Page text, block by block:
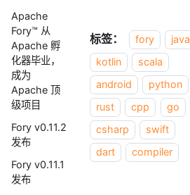
Apache
Fory™ 从
Apache 孵
化器毕业，
成为
Apache 顶
级项目
Fory v0.11.2
发布
Fory v0.11.1
发布
标签： fory
java
kotlin
scala
android
python
rust
cpp
go
csharp
swift
dart
compiler